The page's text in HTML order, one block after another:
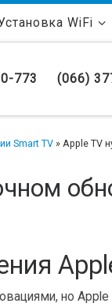
WiFi
773 (066)
Smart TV » Apple TV
но